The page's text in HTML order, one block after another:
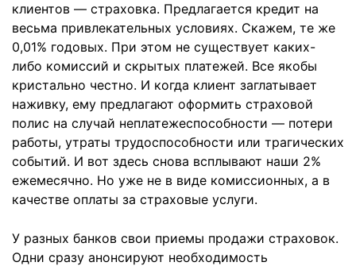
клиентов — страховка. Предлагается кредит на
весьма привлекательных условиях. Скажем, те же
0,01% годовых. При этом не существует каких-
либо комиссий и скрытых платежей. Все якобы
кристально честно. И когда клиент заглатывает
наживку, ему предлагают оформить страховой
полис на случай неплатежеспособности — потери
работы, утраты трудоспособности или трагических
событий. И вот здесь снова всплывают наши 2%
ежемесячно. Но уже не в виде комиссионных, а в
качестве оплаты за страховые услуги.
У разных банков свои приемы продажи страховок.
Одни сразу анонсируют необходимость